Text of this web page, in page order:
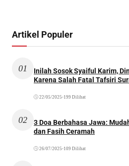
Artikel Populer
01
Inilah Sosok Syaiful Karim,
Karena Salah Fatal Tafsiri
22/05/2025 •199 Dilihat
02
3 Doa Berbahasa Jawa:
dan Fasih Ceramah
26/07/2025 •109 Dilihat